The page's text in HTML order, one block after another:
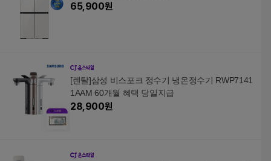
65,900원
[렌탈]삼성 비스포크 정수기 냉온정수기 RWP7141
1AAM 60개월 혜택 당일지급
28,900원